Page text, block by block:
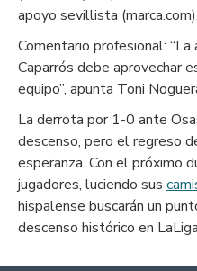
apoyo sevillista (marca.com).
Comentario profesional:
Caparrós debe aprovechar
equipo”, apunta Toni
La derrota por 1-0 ante
descenso, pero el regreso
esperanza. Con el próximo
jugadores, luciendo sus
hispalense buscarán un
descenso histórico en